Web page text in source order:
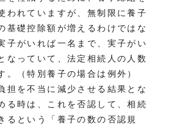
われていますが、無制限に養子
基礎控除額が増えるわけではな
子がいれば一名まで、実子がい
なっていて、法定相続人の人数
。（特別養子の場合は例外）
を不当に減少させる結果とな
る時は、これを否認して、相続
るという「養子の数の否認規